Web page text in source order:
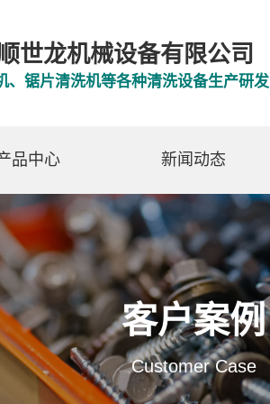
世龙机械设备有限公司
、锯片清洗机等各种清洗设备生产研发
品中心 新闻动态
客户案例
Customer Case